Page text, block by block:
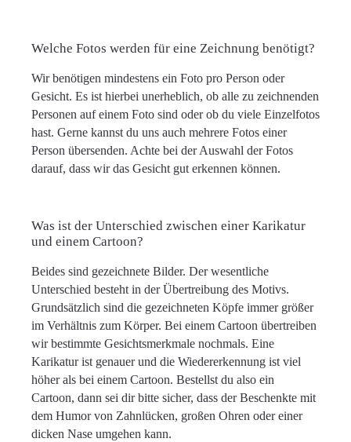
Welche Fotos werden für eine Zeichnung benötigt?
Wir benötigen mindestens ein Foto pro Person oder
Gesicht. Es ist hierbei unerheblich, ob alle zu zeichnenden
Personen auf einem Foto sind oder ob du viele Einzelfotos
hast. Gerne kannst du uns auch mehrere Fotos einer
Person übersenden. Achte bei der Auswahl der Fotos
darauf, dass wir das Gesicht gut erkennen können.
Was ist der Unterschied zwischen einer Karikatur
und einem Cartoon?
Beides sind gezeichnete Bilder. Der wesentliche
Unterschied besteht in der Übertreibung des Motivs.
Grundsätzlich sind die gezeichneten Köpfe immer größer
im Verhältnis zum Körper. Bei einem Cartoon übertreiben
wir bestimmte Gesichtsmerkmale nochmals. Eine
Karikatur ist genauer und die Wiedererkennung ist viel
höher als bei einem Cartoon. Bestellst du also ein
Cartoon, dann sei dir bitte sicher, dass der Beschenkte mit
dem Humor von Zahnlücken, großen Ohren oder einer
dicken Nase umgehen kann.